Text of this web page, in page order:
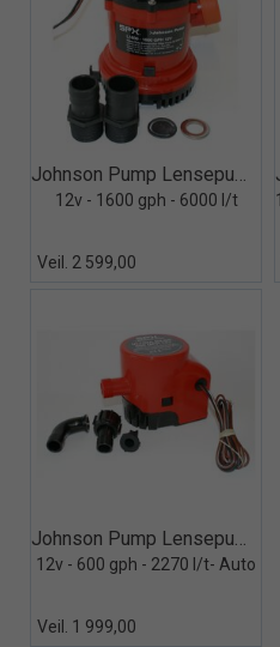
Quick View+ Johnson Pump Lensepumpe L1600
12v - 1600 gph - 6000 l/t
Veil. 2 599,00
Quick View+ Johnson Pump Lensepumpe Ultima Bilge
12v - 600 gph - 2270 l/t- Auto
Veil. 1 999,00